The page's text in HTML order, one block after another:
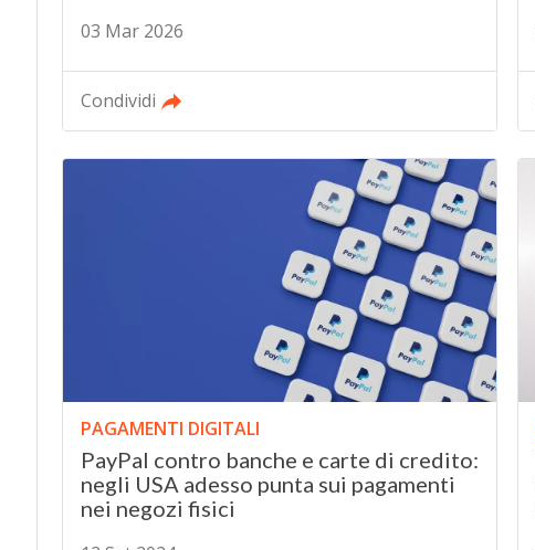
03 Mar 2026
Condividi
PAGAMENTI DIGITALI
PayPal contro banche e carte di credito:
negli USA adesso punta sui pagamenti
nei negozi fisici